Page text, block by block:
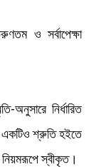
ও সর্বাপেক্ষা
নির্ধারিত
একটিও শ্রুতি হইতে
স্বীকৃত।